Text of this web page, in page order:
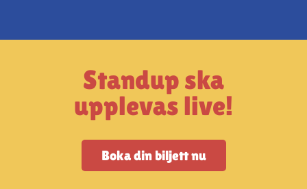
StandUpSverige PODDEN
Standup ska
upplevas live!
Boka din biljett nu